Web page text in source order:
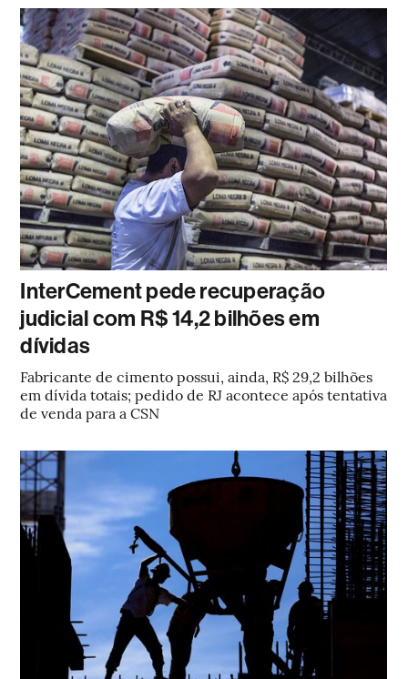
InterCement pede recuperação
judicial com R$ 14,2 bilhões em
dívidas
Fabricante de cimento possui, ainda, R$ 29,2 bilhões
em dívida totais; pedido de RJ acontece após tentativa
de venda para a CSN